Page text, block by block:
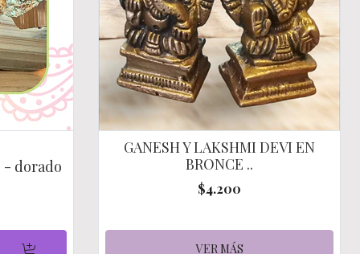
dorado
GANESH Y LAKSHMI DEVI EN
BRONCE ..
$4.200
VER MÁS